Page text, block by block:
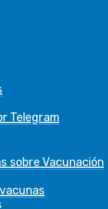
Telegram
sobre Vacunación
a realizar
de
y otras
utilizan para
de
lo que ayuda a
de usuario a los